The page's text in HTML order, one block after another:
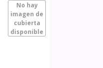
No hay
imagen de
cubierta
disponible